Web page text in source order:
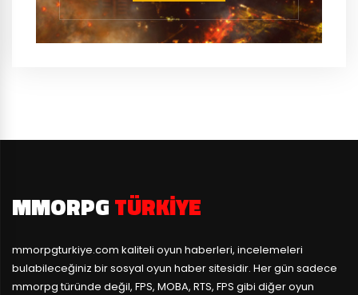
MMORPGTÜRKIYE
mmorpgturkiye.com kaliteli oyun haberleri, incelemeleri
bulabileceğiniz bir sosyal oyun haber sitesidir. Her gün sadece
mmorpg türünde değil, FPS, MOBA, RTS, FPS gibi diğer oyun